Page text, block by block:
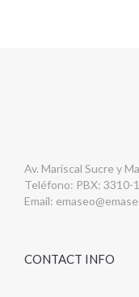
Av. Mariscal Sucre y
Teléfono: PBX: 3310-
Email:
CONTACT INFO